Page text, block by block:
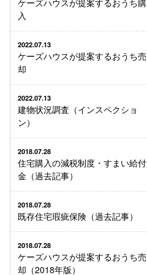
ケーズハウスが提案するおうち購
入
2022.07.13
ケーズハウスが提案するおうち売
却
2022.07.13
建物状況調査（インスペクショ
ン）
2018.07.28
住宅購入の減税制度・すまい給付
金（過去記事）
2018.07.28
既存住宅瑕疵保険（過去記事）
2018.07.28
ケーズハウスが提案するおうち売
却（2018年版）